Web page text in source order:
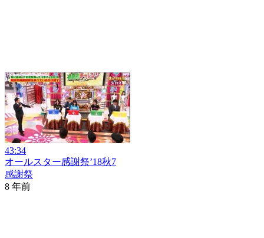
43:34
オールスター感謝祭’18秋7
感謝祭
8 年前